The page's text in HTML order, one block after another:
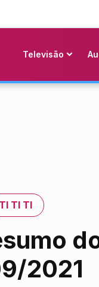
Televisão
TI TI TI
2021